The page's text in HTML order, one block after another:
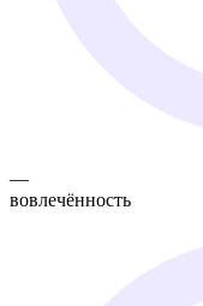
—
вовлечённость